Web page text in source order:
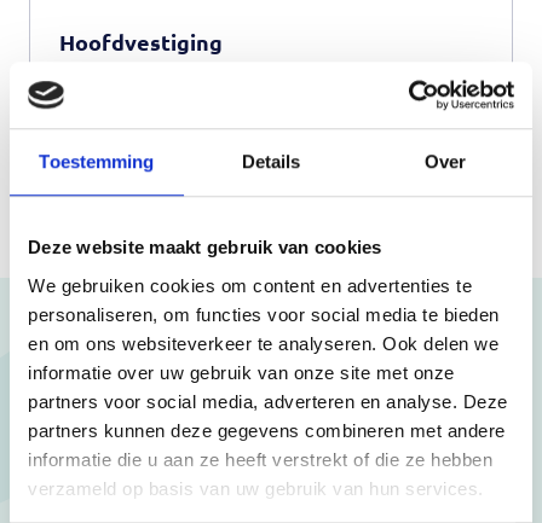
Toestemming Details Over
Deze website maakt gebruik van cookies
We gebruiken cookies om content en advertenties te
personaliseren, om functies voor social media te bieden
en om ons websiteverkeer te analyseren. Ook delen we
informatie over uw gebruik van onze site met onze
partners voor social media, adverteren en analyse. Deze
partners kunnen deze gegevens combineren met andere
informatie die u aan ze heeft verstrekt of die ze hebben
verzameld op basis van uw gebruik van hun services.
Hoofdvestiging
Witte Paal 347
Meer activiteiten
Schrijf je in en kom langs bij onze activiteiten.